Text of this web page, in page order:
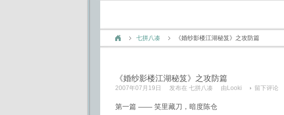
七拼八凑 《婚纱影楼江湖秘笈》之攻防篇
《婚纱影楼江湖秘笈》之攻防篇
2007年07月19日 发布在 七拼八凑 由 Looki 留下评论
第一篇 —— 笑里藏刀，暗度陈仓